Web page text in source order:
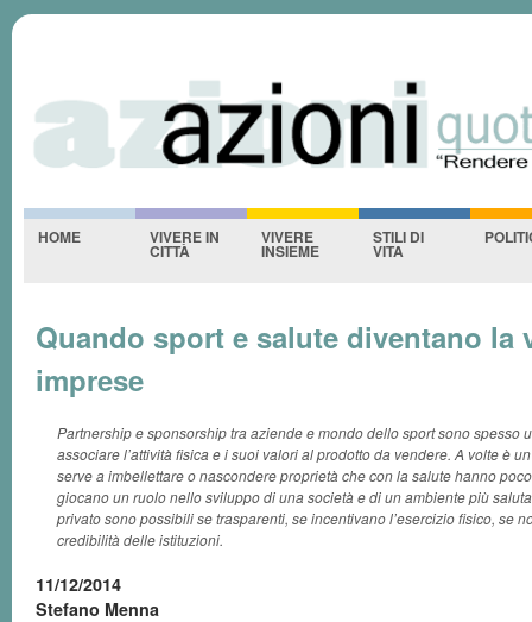
Azioniquotidiane
HOME VIVERE IN
CITTÀ
VIVERE
INSIEME
STILI DI
VITA
Quando sport e salute diventano la
imprese
Partnership e sponsorship tra aziende e mondo dello sport sono spesso
associare l’attività fisica e i suoi valori al prodotto da vendere. A volte è
serve a imbellettare o nascondere proprietà che con la salute hanno
giocano un ruolo nello sviluppo di una società e di un ambiente più
privato sono possibili se trasparenti, se incentivano l’esercizio fisico, se
credibilità delle istituzioni.
11/12/2014
Stefano Menna